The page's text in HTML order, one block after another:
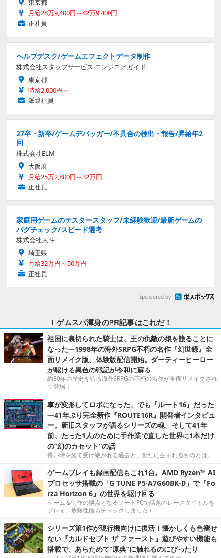
東京都
月給28万9,400円～42万9,400円
正社員
ヘルプデスク/ゲームエフェクトデータ制作
株式会社スタッフサービス エンジニアガイド
東京都
時給2,000円～
派遣社員
27卒・新卒/ゲームデバッガー/不具合の検出・報告/昇給年2
回
株式会社ELM
大阪府
月給25万2,800円～32万円
正社員
家庭用ゲームのテスタースタッフ/未経験歓迎/最新ゲームの
バグチェック/スピード選考
株式会社大斗
埼玉県
月給32万円～50万円
正社員
Sponsored by
！ゲムスパ渾身のPR記事はこれだ！
祖国に裏切られた騎士は、王の仇敵の娘を護ることに
なった―1998年の海外SRPG不朽の名作『幻世録』全
面リメイク版、体験版配信開始。ダーティーヒーロー
が駆ける異色の戦記が令和に蘇る
約30年の歴史を誇る海外SRPGの不朽の名作が全面リメイクされ
て登場！
車が変形してロボになった、でも『ルート16』だった
―41年ぶり完全新作『ROUTE16R』開発者インタビュ
ー。新旧スタッフが語るシリーズの魂。そして41年
前、たった1人のために手作業で直した世界に1本だけ
の“幻のカセット”の話
長い時を経て受け継がれる過去と、新たに生まれるものとは。
ゲームプレイも録画配信もこれ1台。AMD Ryzen™ AI
プロセッサ搭載の「G TUNE P5-A7G60BK-D」で『Fo
rza Horizon 6』の世界を駆け回る
ゲーム＆制作の拠点となるノートPCで話題のレースタイトルを
プレイ。放熱性能もチェックしました！
シリーズ第1作が現行機向けに復活！懐かしくも色褪せ
ない『カルドセプト ザ ファースト』遊びやすい機能も
搭載で、あらためて“原典”に触れるのにぴったり